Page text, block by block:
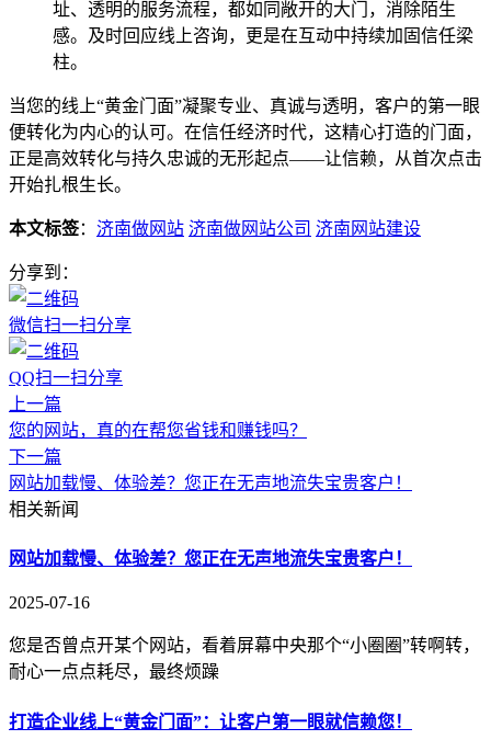
址、透明的服务流程，都如同敞开的大门，消除陌生
感。及时回应线上咨询，更是在互动中持续加固信任梁
柱。
当您的线上“黄金门面”凝聚专业、真诚与透明，客户的第一眼
便转化为内心的认可。在信任经济时代，这精心打造的门面，
正是高效转化与持久忠诚的无形起点——让信赖，从首次点击
开始扎根生长。
本文标签： 济南做网站 济南做网站公司 济南网站建设
分享到：
微信扫一扫分享
QQ扫一扫分享
上一篇
您的网站，真的在帮您省钱和赚钱吗？
下一篇
网站加载慢、体验差？您正在无声地流失宝贵客户！
相关新闻
网站加载慢、体验差？您正在无声地流失宝贵客户！
2025-07-16
您是否曾点开某个网站，看着屏幕中央那个“小圈圈”转啊转，
耐心一点点耗尽，最终烦躁
打造企业线上“黄金门面”：让客户第一眼就信赖您！